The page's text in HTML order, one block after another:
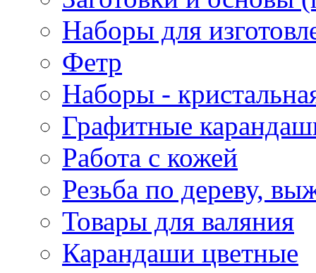
Наборы для
Фетр
Наборы -
Графитные
Работа с кожей
Резьба по дереву,
Товары для валяния
Карандаши цветные